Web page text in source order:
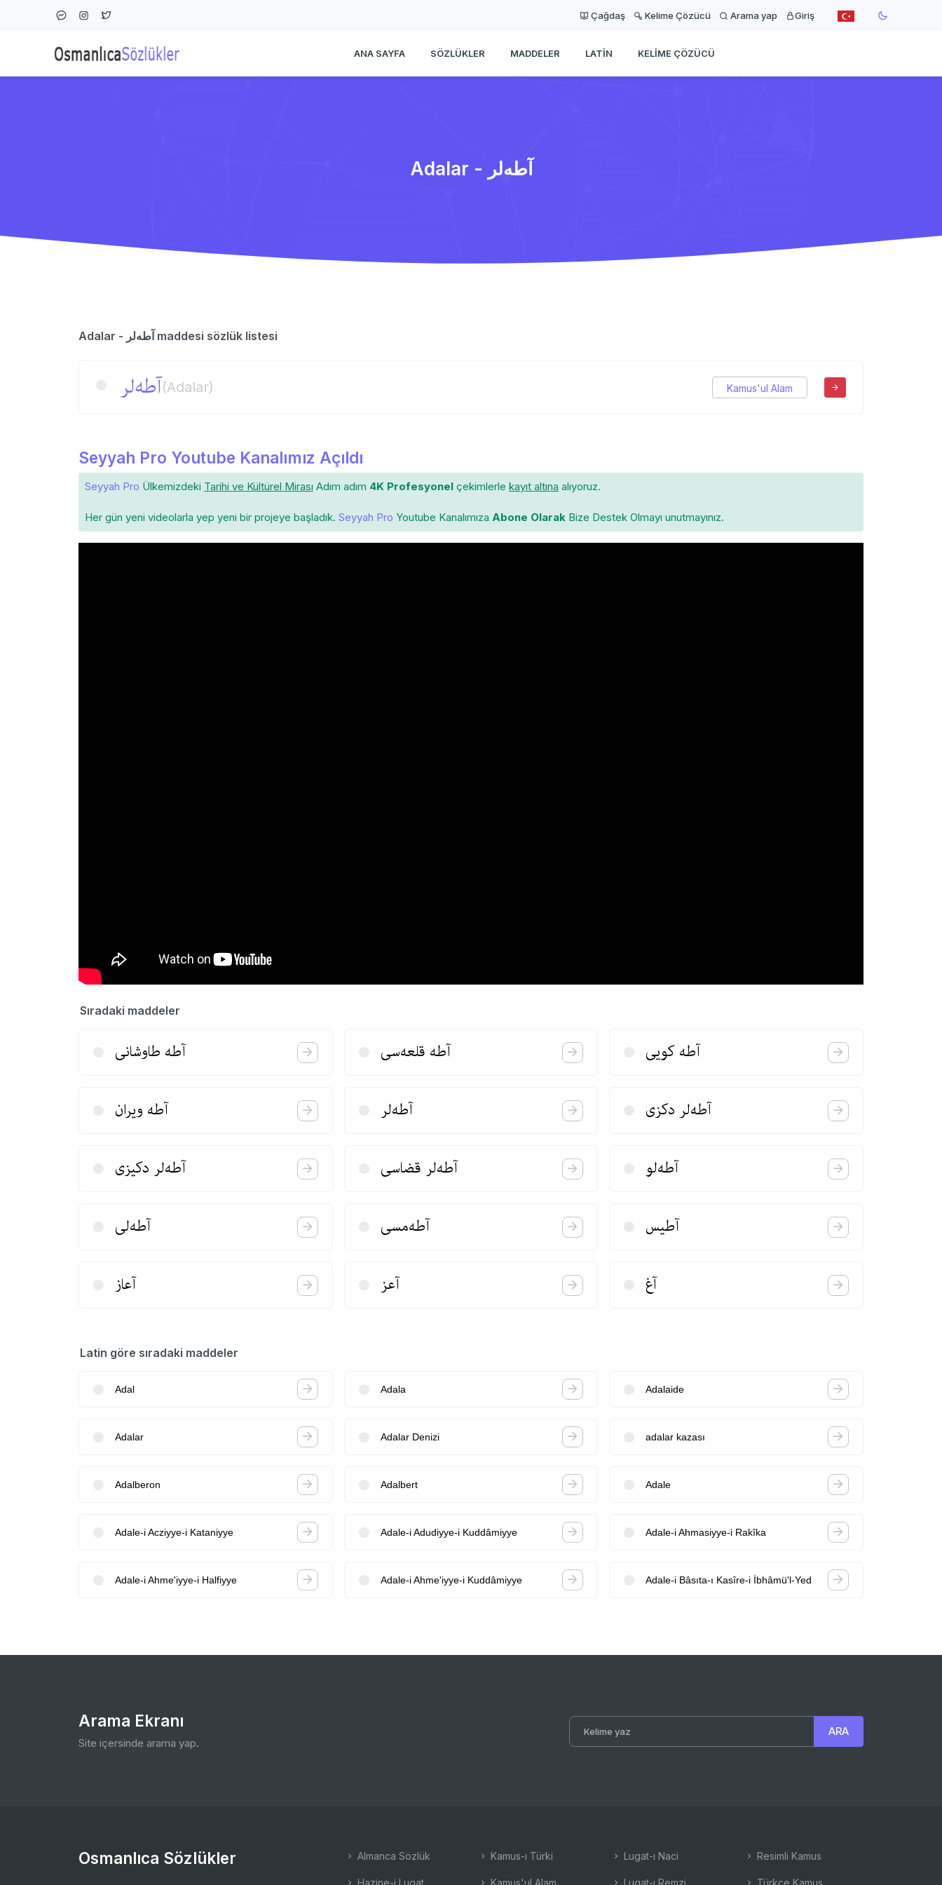
Çağdaş Kelime Çözücü Arama yap Giriş
ANA SAYFA SÖZLÜKLER MADDELER LATIN KELIME ÇÖZÜCÜ
Adalar - آطه‌لر
Adalar - آطه‌لر maddesi sözlük listesi
آطه‌لر(Adalar) Kamus'ul Alam
Seyyah Pro Youtube Kanalımız Açıldı
Seyyah Pro Ülkemizdeki Tarihi ve Kültürel Mirası Adım adım 4K Profesyonel çekimlerle kayıt altına alıyoruz.
Her gün yeni videolarla yep yeni bir projeye başladık. Seyyah Pro Youtube Kanalımıza Abone Olarak Bize Destek Olmayı unutmayınız.
Sıradaki maddeler
آطه طاوشانی آطه قلعه‌سی آطه كویی
آطه ویران آطه‌لر آطه‌لر دكزی
آطه‌لر دكیزی آطه‌لر قضاسی آطه‌لو
آطه‌لی آطه‌مسی آطیس
آعاز آعز آغ
Latin göre sıradaki maddeler
Adal Adala Adalaide
Adalar Adalar Denizi adalar kazası
Adalberon Adalbert Adale
Adale-i Acziyye-i Kataniyye Adale-i Adudiyye-i Kuddâmiyye Adale-i Ahmasiyye-i Rakîka
Adale-i Ahme'iyye-i Halfiyye Adale-i Ahme'iyye-i Kuddâmiyye Adale-i Bâsıta-ı Kasîre-i İbhâmü'l-Yed
Arama Ekranı
Site içersinde arama yap.
Osmanlıca Sözlükler Almanca Sözlük
Hazine-i Lugat
Kamus-ı Türki
Kamus'ul Alam
Lugat-ı Naci
Lugat-ı Remzi
Resimli Kamus
Türkçe Kamus